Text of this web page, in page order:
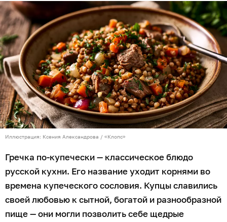
Иллюстрация: Ксения Александрова / «Клопс»
Гречка по-купечески — классическое блюдо
русской кухни. Его название уходит корнями во
времена купеческого сословия. Купцы славились
своей любовью к сытной, богатой и разнообразной
пище — они могли позволить себе щедрые